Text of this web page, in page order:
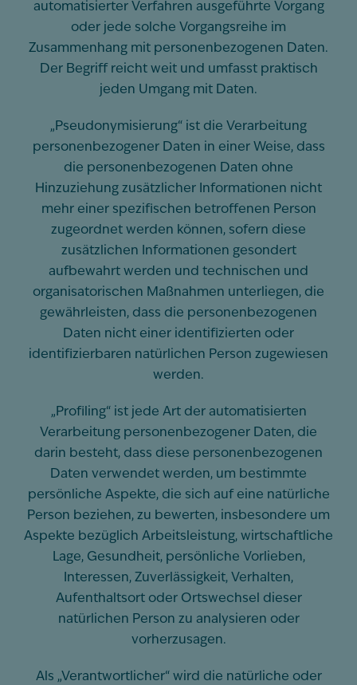
automatisierter Verfahren ausgeführte Vorgang
oder jede solche Vorgangsreihe im
Zusammenhang mit personenbezogenen Daten.
Der Begriff reicht weit und umfasst praktisch
jeden Umgang mit Daten.
„Pseudonymisierung“ ist die Verarbeitung
personenbezogener Daten in einer Weise, dass
die personenbezogenen Daten ohne
Hinzuziehung zusätzlicher Informationen nicht
mehr einer spezifischen betroffenen Person
zugeordnet werden können, sofern diese
zusätzlichen Informationen gesondert
aufbewahrt werden und technischen und
organisatorischen Maßnahmen unterliegen, die
gewährleisten, dass die personenbezogenen
Daten nicht einer identifizierten oder
identifizierbaren natürlichen Person zugewiesen
werden.
„Profiling“ ist jede Art der automatisierten
Verarbeitung personenbezogener Daten, die
darin besteht, dass diese personenbezogenen
Daten verwendet werden, um bestimmte
persönliche Aspekte, die sich auf eine natürliche
Person beziehen, zu bewerten, insbesondere um
Aspekte bezüglich Arbeitsleistung, wirtschaftliche
Lage, Gesundheit, persönliche Vorlieben,
Interessen, Zuverlässigkeit, Verhalten,
Aufenthaltsort oder Ortswechsel dieser
natürlichen Person zu analysieren oder
vorherzusagen.
Als „Verantwortlicher“ wird die natürliche oder